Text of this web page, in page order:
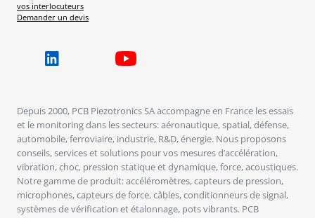
vos interlocuteurs
Demander un devis
Depuis 2000, PCB Piezotronics SA accompagne en France les essais
et le monitoring dans les secteurs: aéronautique, spatial, défense,
automobile, ferroviaire, industrie, R&D, énergie. Nous proposons
conseils, services et solutions pour vos mesures d’accélération,
vibration, choc, pression statique et dynamique, force, acoustiques.
Notre gamme de produit: accéléromètres, capteurs de pression,
microphones, capteurs de force, câbles, conditionneurs de signal,
systèmes de vérification et étalonnage, pots vibrants. PCB